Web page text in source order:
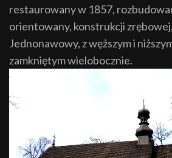
restaurowany w 1857,
orientowany, konstrukcji
Jednonawowy, z węższym i
zamkniętym wielobocznie.